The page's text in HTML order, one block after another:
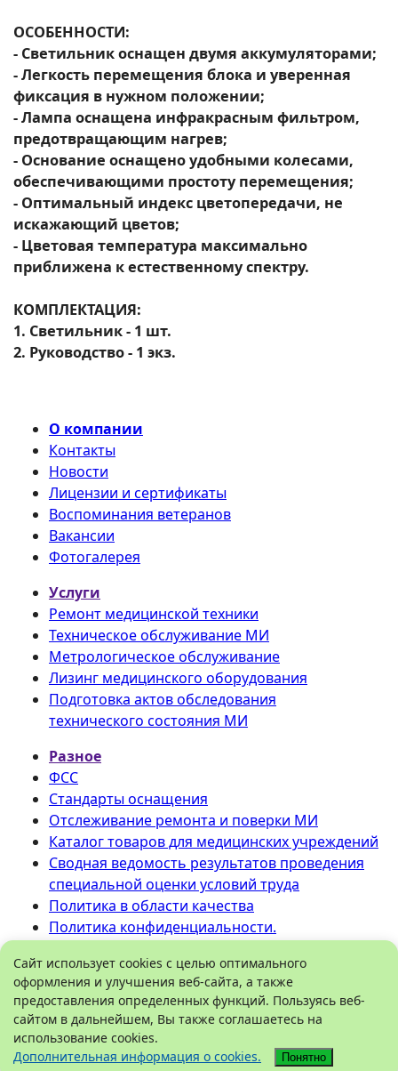
ОСОБЕННОСТИ:
- Светильник оснащен двумя аккумуляторами;
- Легкость перемещения блока и уверенная
фиксация в нужном положении;
- Лампа оснащена инфракрасным фильтром,
предотвращающим нагрев;
- Основание оснащено удобными колесами,
обеспечивающими простоту перемещения;
- Оптимальный индекс цветопередачи, не
искажающий цветов;
- Цветовая температура максимально
приближена к естественному спектру.
КОМПЛЕКТАЦИЯ:
1. Светильник - 1 шт.
2. Руководство - 1 экз.
О компании
Контакты
Новости
Лицензии и сертификаты
Воспоминания ветеранов
Вакансии
Фотогалерея
Услуги
Ремонт медицинской техники
Техническое обслуживание МИ
Метрологическое обслуживание
Лизинг медицинского оборудования
Подготовка актов обследования
технического состояния МИ
Разное
ФСС
Стандарты оснащения
Отслеживание ремонта и поверки МИ
Каталог товаров для медицинских учреждений
Сводная ведомость результатов проведения
специальной оценки условий труда
Политика в области качества
Политика конфиденциальности.
©ООО «Медтехника» РБ.
Все права защищены 2026.
450096,Башкортостан, городУфа,
Рязанская улица, дом 5Схема проезда
Справочная служба: 8 (800) 550-32-05
Сайт использует cookies с целью оптимального
оформления и улучшения веб-сайта, а также
предоставления определенных функций. Пользуясь веб-
сайтом в дальнейшем, Вы также соглашаетесь на
использование cookies.
Дополнительная информация о cookies.
Понятно